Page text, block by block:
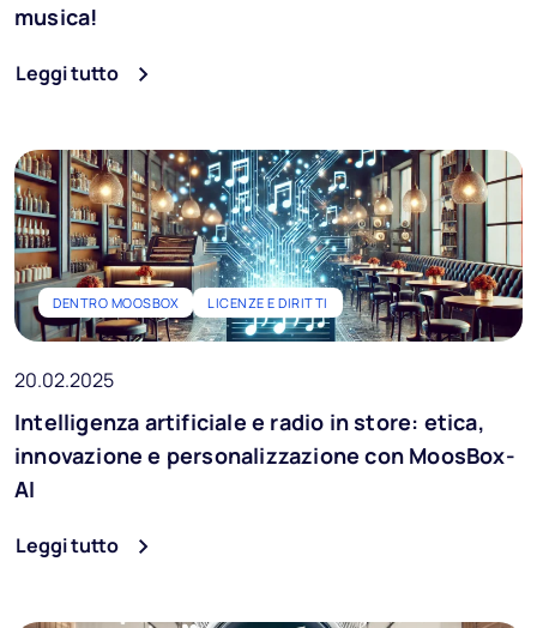
musica!
Leggi tutto
DENTRO MOOSBOX LICENZE E DIRITTI
20.02.2025
Intelligenza artificiale e radio in store: etica,
innovazione e personalizzazione con MoosBox-
AI
Leggi tutto